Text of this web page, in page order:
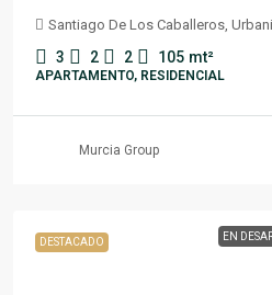
Santiago De Los Caballeros,
3 2 2 105 mt²
APARTAMENTO, RESIDENCIAL
Murcia Group
DESTACADO EN